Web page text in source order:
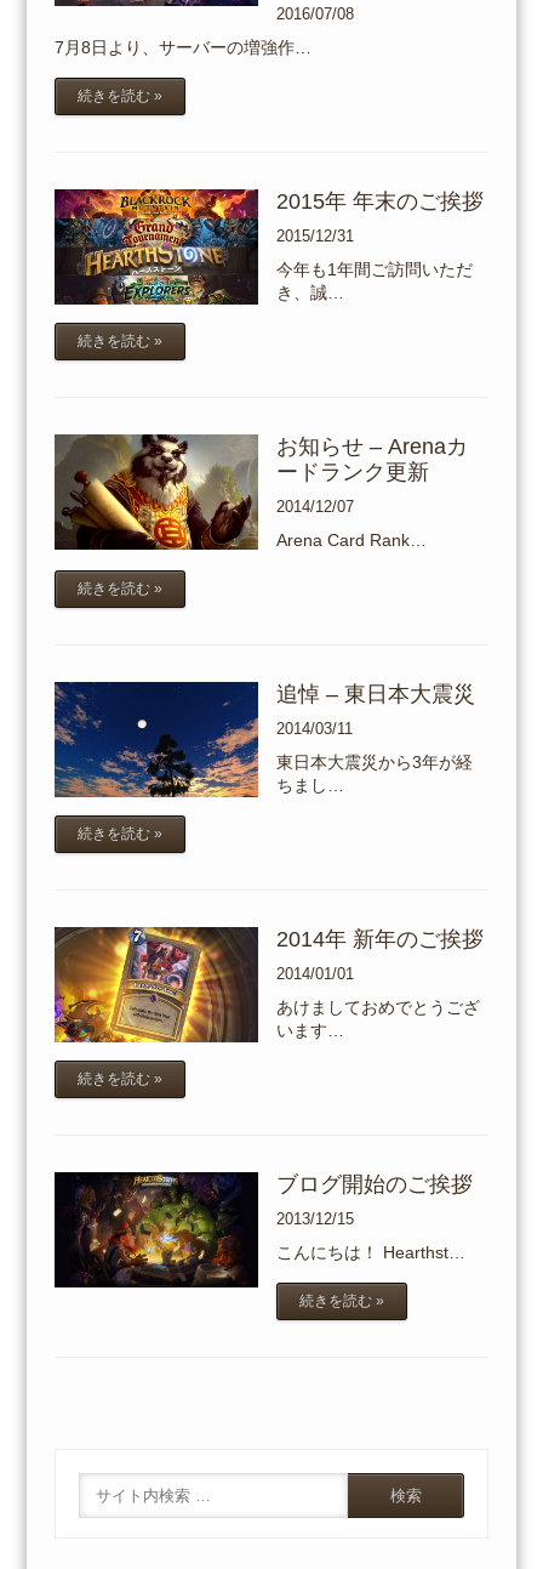
2016/07/08
7月8日より、サーバーの増強作…
続きを読む »
2015年 年末のご挨拶
2015/12/31
今年も1年間ご訪問いただ
き、誠…
続きを読む »
お知らせ – Arenaカ
ードランク更新
2014/12/07
Arena Card Rank…
続きを読む »
追悼 – 東日本大震災
2014/03/11
東日本大震災から3年が経
ちまし…
続きを読む »
2014年 新年のご挨拶
2014/01/01
あけましておめでとうござ
います…
続きを読む »
ブログ開始のご挨拶
2013/12/15
こんにちは！ Hearthst…
続きを読む »